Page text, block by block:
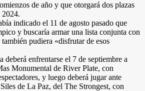
de año y que otorgará dos plazas
2024.
indicado el 11 de agosto pasado que
y buscaría armar una lista conjunta con
pudiera «disfrutar de esos
deberá enfrentarse el 7 de septiembre a
Monumental de River Plate, con
y luego deberá jugar ante
de La Paz, del The Strongest, con